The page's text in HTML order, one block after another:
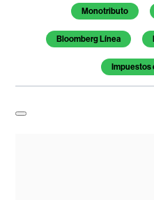
Monotributo
Bloomberg Línea
Impuestos